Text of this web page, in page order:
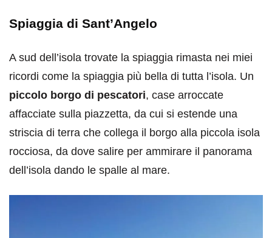
Spiaggia di Sant’Angelo
A sud dell’isola trovate la spiaggia rimasta nei miei
ricordi come la spiaggia più bella di tutta l’isola. Un
piccolo borgo di pescatori, case arroccate
affacciate sulla piazzetta, da cui si estende una
striscia di terra che collega il borgo alla piccola isola
rocciosa, da dove salire per ammirare il panorama
dell’isola dando le spalle al mare.